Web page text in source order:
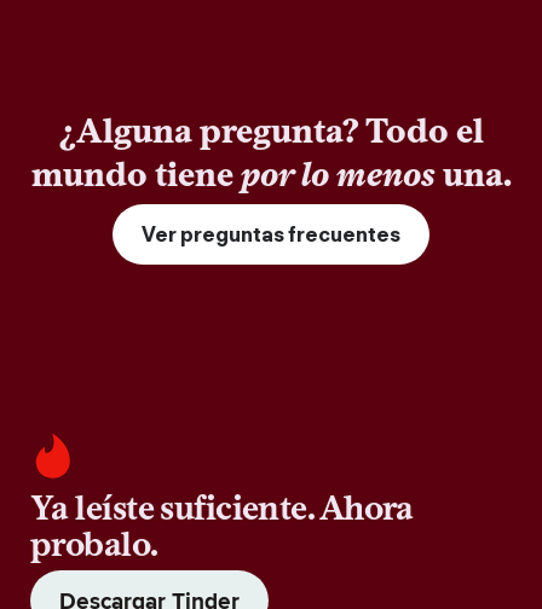
¿Alguna pregunta? Todo el
mundo tienepor lo menosuna.
Ver preguntas frecuentes
Ya leíste suficiente. Ahora
probalo.
Descargar Tinder